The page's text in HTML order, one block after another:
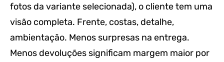
fotos da variante selecionada), o cliente tem uma
visão completa. Frente, costas, detalhe,
ambientação. Menos surpresas na entrega.
Menos devoluções significam margem maior por